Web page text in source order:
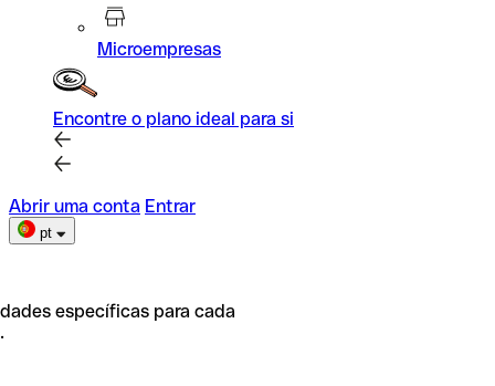
Microempresas
Encontre o plano ideal para si
Abrir uma conta Entrar
pt
específicas para cada